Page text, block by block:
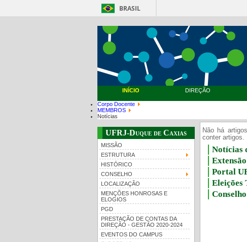
BRASIL
INÍCIO DIREÇÃO
Corpo Docente
MEMBROS
Notícias
UFRJ-Duque de Caxias
MISSÃO
ESTRUTURA
HISTÓRICO
CONSELHO
LOCALIZAÇÃO
MENÇÕES HONROSAS E
ELOGIOS
PGD
PRESTAÇÃO DE CONTAS DA
DIREÇÃO - GESTÃO 2020-2024
EVENTOS DO CAMPUS
Não há
conter artigos.
Notícias
Extensão
Portal
Eleições
Conselho